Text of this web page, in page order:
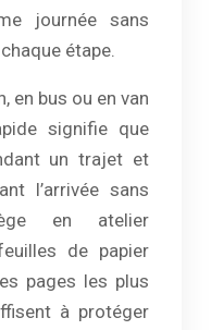
journée sans
étape.
en bus ou en van
signifie que
un trajet et
l’arrivée sans
en atelier
de papier
pages les plus
à protéger